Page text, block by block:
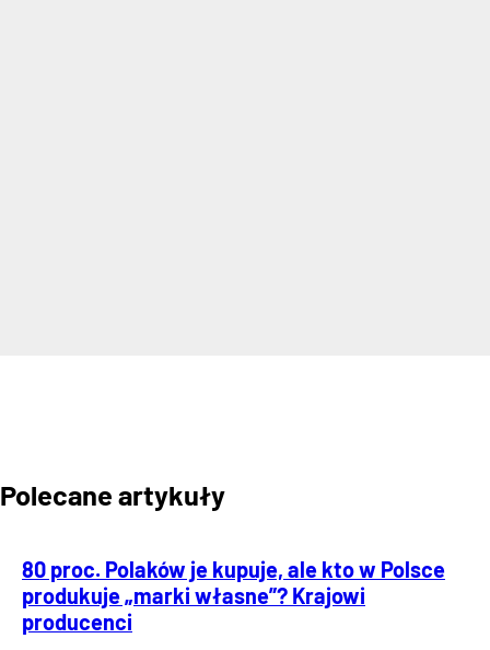
Polecane artykuły
80 proc. Polaków je kupuje, ale kto w Polsce
produkuje „marki własne”? Krajowi
producenci